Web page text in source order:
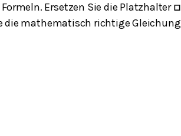
Ersetzen Sie die Platzhalter □
die mathematisch richtige Gleichung